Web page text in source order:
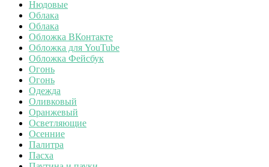
Нюдовые
Облака
Облака
Обложка ВКонтакте
Обложка для YouTube
Обложка Фейсбук
Огонь
Огонь
Одежда
Оливковый
Оранжевый
Осветляющие
Осенние
Палитра
Пасха